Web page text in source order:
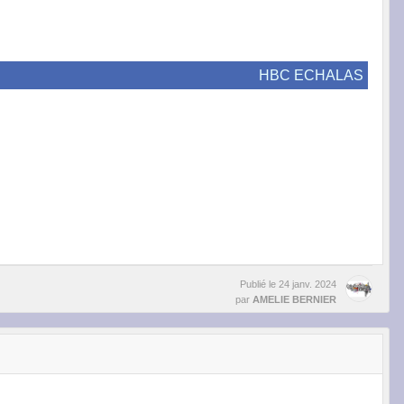
HBC ECHALAS
Publié le 24 janv. 2024
par AMELIE BERNIER